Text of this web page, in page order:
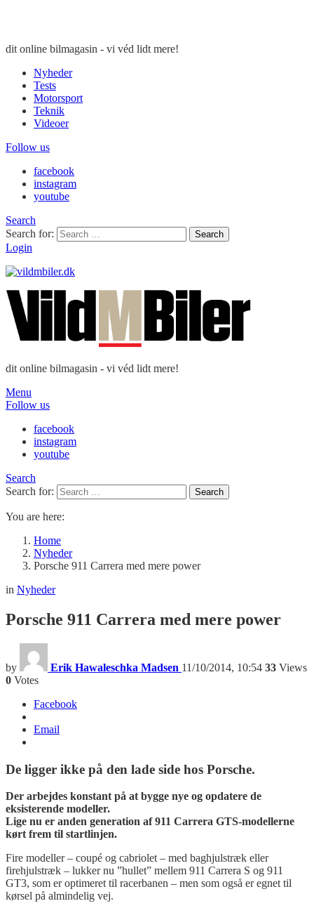
dit online bilmagasin - vi véd lidt mere!
Nyheder
Tests
Motorsport
Teknik
Videoer
Follow us
facebook
instagram
youtube
Search
Search for:
Search
Login
dit online bilmagasin - vi véd lidt mere!
Menu
Follow us
facebook
instagram
youtube
Search
Search for:
Search
You are here:
Home
Nyheder
Porsche 911 Carrera med mere power
in Nyheder
Porsche 911 Carrera med mere power
by Erik Hawaleschka Madsen 11/10/2014, 10:54 33 Views
0 Votes
Facebook
Email
De ligger ikke på den lade side hos Porsche.
Der arbejdes konstant på at bygge nye og opdatere de
eksisterende modeller.
Lige nu er anden generation af 911 Carrera GTS-modellerne
kørt frem til startlinjen.
Fire modeller – coupé og cabriolet – med baghjulstræk eller
firehjulstræk – lukker nu ”hullet” mellem 911 Carrera S og 911
GT3, som er optimeret til racerbanen – men som også er egnet til
kørsel på almindelig vej.